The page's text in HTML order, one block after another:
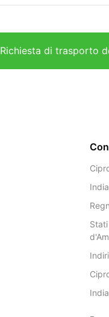
Richiesta di trasporto